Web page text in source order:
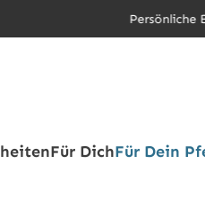
Persönliche
Für DichFür Dein